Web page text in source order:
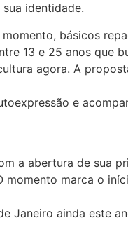
identidade.
básicos
13 e 25 anos que
agora. A
e
a abertura de sua
momento marca o
Janeiro ainda este